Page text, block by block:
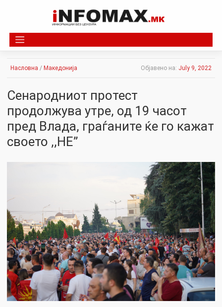
Насловна / Македонија Објавено на: July 9, 2022
Сенародниот протест
продолжува утре, од 19 часот
пред Влада, граѓаните ќе го кажат
своето ,,НЕ”